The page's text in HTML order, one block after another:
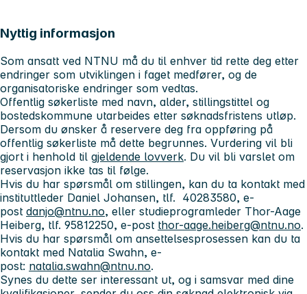
Nyttig informasjon
Som ansatt ved NTNU må du til enhver tid rette deg etter
endringer som utviklingen i faget medfører, og de
organisatoriske endringer som vedtas.
Offentlig søkerliste med navn, alder, stillingstittel og
bostedskommune utarbeides etter søknadsfristens utløp.
Dersom du ønsker å reservere deg fra oppføring på
offentlig søkerliste må dette begrunnes. Vurdering vil bli
gjort i henhold til gjeldende lovverk. Du vil bli varslet om
reservasjon ikke tas til følge.
Hvis du har spørsmål om stillingen, kan du ta kontakt med
instituttleder Daniel Johansen, tlf. 40283580, e-
post danjo@ntnu.no, eller studieprogramleder Thor-Aage
Heiberg, tlf. 95812250, e-post thor-aage.heiberg@ntnu.no.
Hvis du har spørsmål om ansettelsesprosessen kan du ta
kontakt med Natalia Swahn, e-
post: natalia.swahn@ntnu.no.
Synes du dette ser interessant ut, og i samsvar med dine